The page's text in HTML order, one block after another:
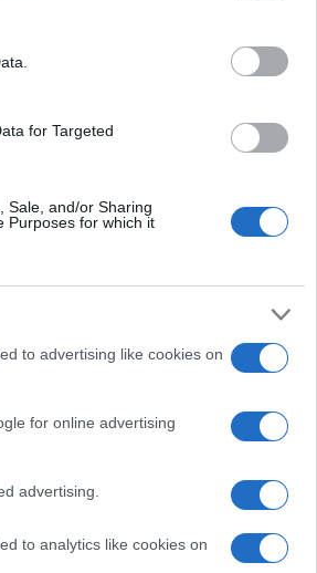
for Targeted
Sale, and/or Sharing
Purposes for which it
to advertising like cookies on
for online advertising
advertising.
to analytics like cookies on
in direzione
di
del
è stato così
state fatali.
di un’altra
accortosi che
propri passi.
richiesto